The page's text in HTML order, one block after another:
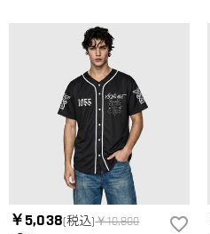
￥5,038(税込)￥10,800